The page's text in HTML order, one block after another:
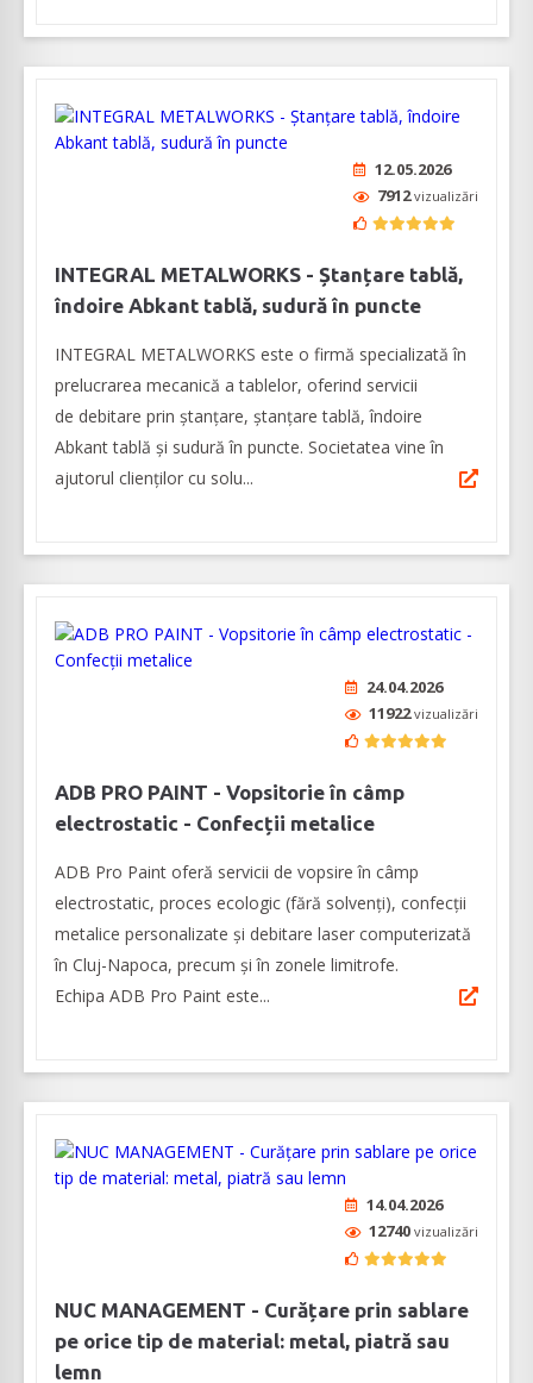
12.05.2026
7912vizualizări
INTEGRAL METALWORKS - Ștanțare tablă,
îndoire Abkant tablă, sudură în puncte
INTEGRAL METALWORKS este o firmă specializată în
prelucrarea mecanică a tablelor, oferind servicii
de debitare prin ștanțare, ştanţare tablă, îndoire
Abkant tablă și sudură în puncte. Societatea vine în
ajutorul clienților cu solu...
24.04.2026
11922vizualizări
ADB PRO PAINT - Vopsitorie în câmp
electrostatic - Confecții metalice
ADB Pro Paint oferă servicii de vopsire în câmp
electrostatic, proces ecologic (fără solvenți), confecții
metalice personalizate și debitare laser computerizată
în Cluj-Napoca, precum și în zonele limitrofe.
Echipa ADB Pro Paint este...
14.04.2026
12740 vizualizări
NUC MANAGEMENT - Curățare prin sablare
pe orice tip de material: metal, piatră sau
lemn